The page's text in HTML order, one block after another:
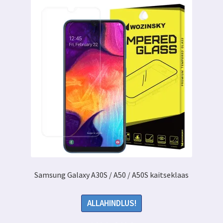
Samsung Galaxy A30S / A50 / A50S kaitseklaas
ALLAHINDLUS!